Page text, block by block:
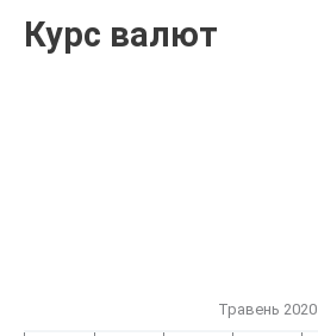
Курс валют
Травень 2020